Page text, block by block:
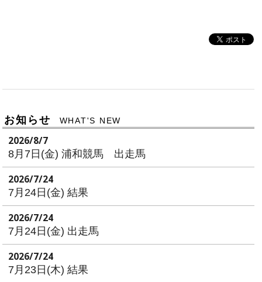
お知らせ WHAT'S NEW
2026/8/7
8月7日(金) 浦和競馬 出走馬
2026/7/24
7月24日(金) 結果
2026/7/24
7月24日(金) 出走馬
2026/7/24
7月23日(木) 結果